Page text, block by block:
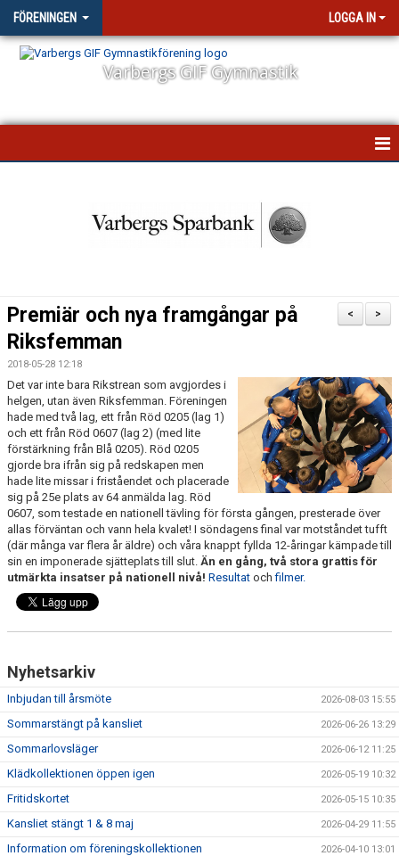
FÖRENINGEN LOGGA IN
Varbergs GIF Gymnastik
FÖRSÄKRING
SPONSRING
FÖRENINGSKLÄDER
DOKUMENT
KONTAKTA OSS
>
<
Premiär och nya framgångar på
Riksfemman
2018-05-28 12:18
Det var inte bara Rikstrean som avgjordes i
helgen, utan även Riksfemman. Föreningen
hade med två lag, ett från Röd 0205 (lag 1)
och ett från Röd 0607 (lag 2) (med lite
förstärkning från Blå 0205). Röd 0205
gjorde bra ifrån sig på redskapen men
hade lite missar i friståendet och placerade
sig på 25e plats av 64 anmälda lag. Röd
0607, som testade en nationell tävling för första gången, presterade över
allas förväntan och vann hela kvalet! I söndagens final var motståndet tufft
(där många var flera år äldre) och våra knappt fyllda 12-åringar kämpade till
sin en imponerade sjätteplats till slut. Än en gång, två stora grattis för
utmärkta insatser på nationell nivå! Resultat ochfilmer.
Nyhetsarkiv
Inbjudan till årsmöte 2026-08-03 15:55
Sommarstängt på kansliet 2026-06-26 13:29
Sommarlovsläger 2026-06-12 11:25
Klädkollektionen öppen igen 2026-05-19 10:32
Fritidskortet 2026-05-15 10:35
Kansliet stängt 1 & 8 maj 2026-04-29 11:55
Information om föreningskollektionen 2026-04-10 13:01